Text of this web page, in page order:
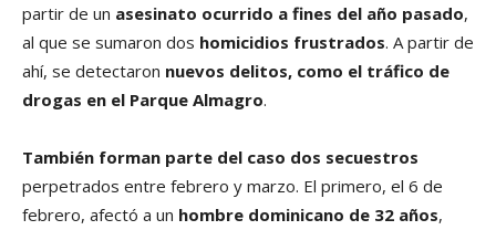
partir de un asesinato ocurrido a fines del año pasado,
al que se sumaron dos homicidios frustrados. A partir de
ahí, se detectaron nuevos delitos, como el tráfico de
drogas en el Parque Almagro.
También forman parte del caso dos secuestros
perpetrados entre febrero y marzo. El primero, el 6 de
febrero, afectó a un hombre dominicano de 32 años,